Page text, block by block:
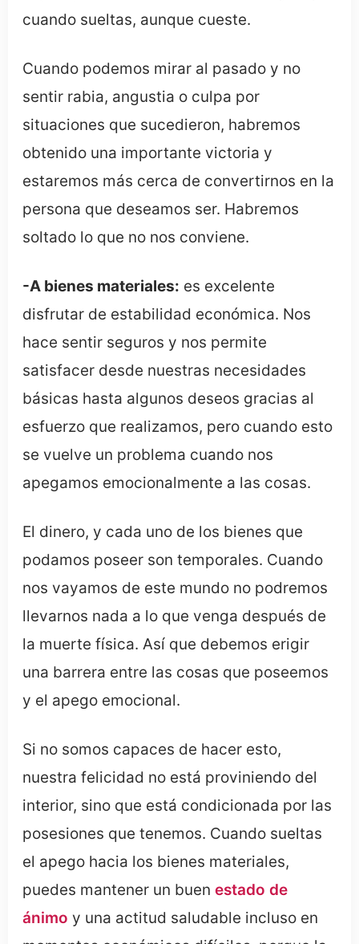
cuando sueltas, aunque cueste.
Cuando podemos mirar al pasado y no
sentir rabia, angustia o culpa por
situaciones que sucedieron, habremos
obtenido una importante victoria y
estaremos más cerca de convertirnos en la
persona que deseamos ser. Habremos
soltado lo que no nos conviene.
-A bienes materiales: es excelente
disfrutar de estabilidad económica. Nos
hace sentir seguros y nos permite
satisfacer desde nuestras necesidades
básicas hasta algunos deseos gracias al
esfuerzo que realizamos, pero cuando esto
se vuelve un problema cuando nos
apegamos emocionalmente a las cosas.
El dinero, y cada uno de los bienes que
podamos poseer son temporales. Cuando
nos vayamos de este mundo no podremos
llevarnos nada a lo que venga después de
la muerte física. Así que debemos erigir
una barrera entre las cosas que poseemos
y el apego emocional.
Si no somos capaces de hacer esto,
nuestra felicidad no está proviniendo del
interior, sino que está condicionada por las
posesiones que tenemos. Cuando sueltas
el apego hacia los bienes materiales,
puedes mantener un buen estado de
ánimo y una actitud saludable incluso en